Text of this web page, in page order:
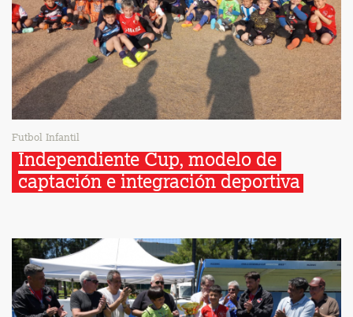
Futbol Infantil
Independiente Cup, modelo de
captación e integración deportiva